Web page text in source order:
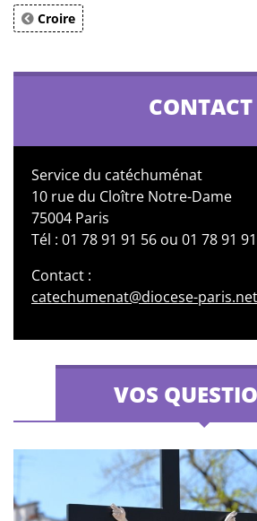
Croire
CONTACT
Service du catéchuménat
10 rue du Cloître Notre-Dame
75004 Paris
Tél : 01 78 91 91 56 ou 01 78 91
Contact :
catechumenat@diocese-paris.net
VOS